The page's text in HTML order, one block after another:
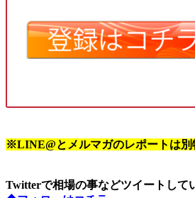
※LINE@とメルマガのレポートは別
Twitterで相場の事などツイートして